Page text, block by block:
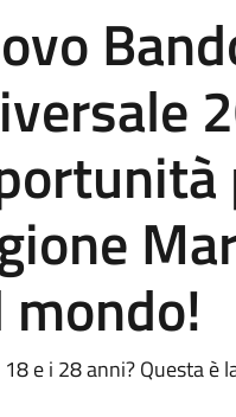
mondo!
e i 28 anni? Questa è